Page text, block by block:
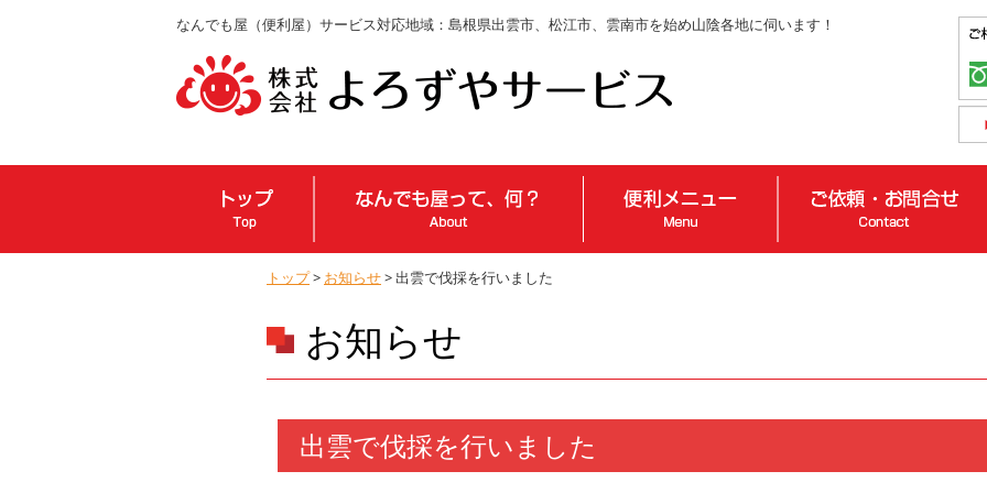
なんでも屋（便利屋）サービス対応地域：島根県出雲市、松江市、雲南市を始め山陰各地に伺います！
トップ> お知らせ> 出雲で伐採を行いました
お知らせ
出雲で伐採を行いました